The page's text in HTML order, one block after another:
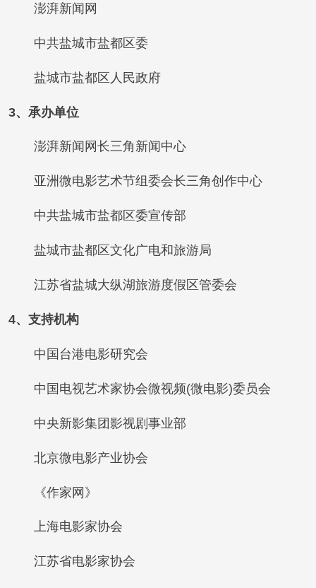
澎湃新闻网
中共盐城市盐都区委
盐城市盐都区人民政府
3、承办单位
澎湃新闻网长三角新闻中心
亚洲微电影艺术节组委会长三角创作中心
中共盐城市盐都区委宣传部
盐城市盐都区文化广电和旅游局
江苏省盐城大纵湖旅游度假区管委会
4、支持机构
中国台港电影研究会
中国电视艺术家协会微视频(微电影)委员会
中央新影集团影视剧事业部
北京微电影产业协会
《作家网》
上海电影家协会
江苏省电影家协会